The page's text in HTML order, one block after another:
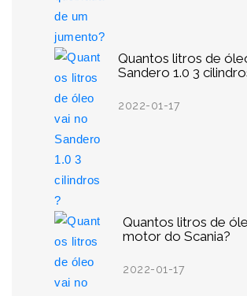
Quantos litros de
Sandero 1.0 3
2022-01-17
Quantos litros de
motor do Scania?
2022-01-17